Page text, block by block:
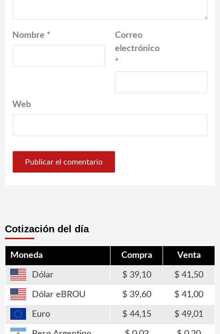
Nombre *
Correo
electrónico
*
Web
Cotización del día
Moneda Compra Venta
Dólar 39,10 41,50
Dólar eBROU 39,60 41,00
Euro 44,15 49,01